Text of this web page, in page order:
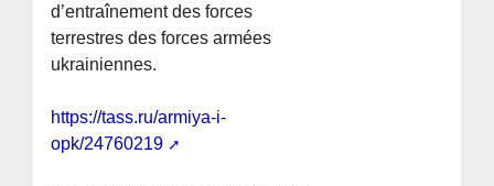
d’entraînement des forces
terrestres des forces armées
ukrainiennes.
https://tass.ru/armiya-i-
opk/24760219